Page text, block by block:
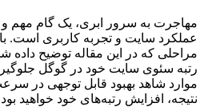
مهاجرت به سرور ابری، یک گام مهم و
عملکرد سایت و تجربه کاربری است.
مراحلی که در این مقاله توضیح داده
رتبه سئوی سایت خود در گوگل
موارد شاهد بهبود قابل توجهی در
نتیجه، افزایش رتبه‌های خود خواهید